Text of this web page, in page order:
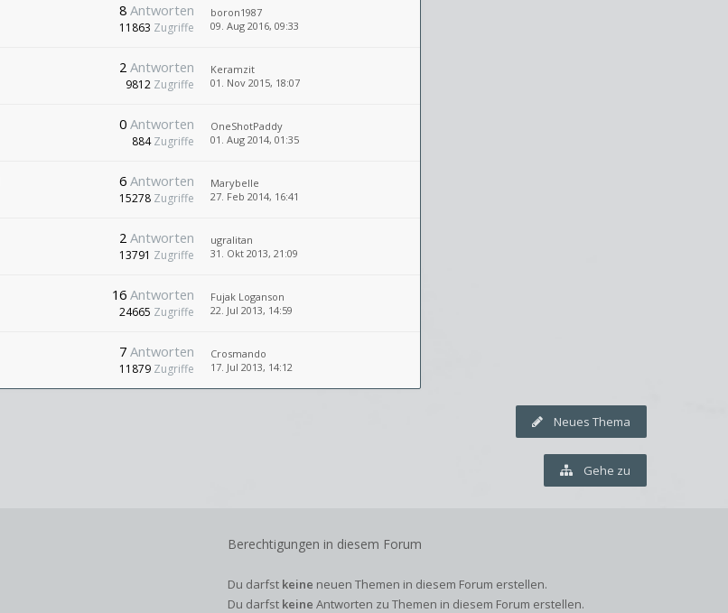
8 Antworten
11863 Zugriffe
boron1987
09. Aug 2016, 09:33
2 Antworten
9812 Zugriffe
Keramzit
01. Nov 2015, 18:07
0 Antworten
884Zugriffe
OneShotPaddy
01. Aug 2014, 01:35
6 Antworten
15278 Zugriffe
Marybelle
27. Feb 2014, 16:41
2 Antworten
13791 Zugriffe
ugralitan
31. Okt 2013, 21:09
16 Antworten
24665 Zugriffe
Fujak Loganson
22. Jul 2013, 14:59
7 Antworten
11879 Zugriffe
Crosmando
17. Jul 2013, 14:12
Neues Thema
Gehe zu
Berechtigungen in diesem Forum
Du darfst keine neuen Themen in diesem Forum erstellen.
Du darfst keine Antworten zu Themen in diesem Forum erstellen.